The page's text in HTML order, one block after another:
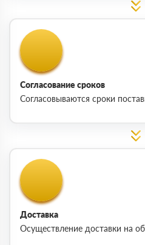
Согласование сроков
Согласовываются сроки
Доставка
Осуществление доставки на